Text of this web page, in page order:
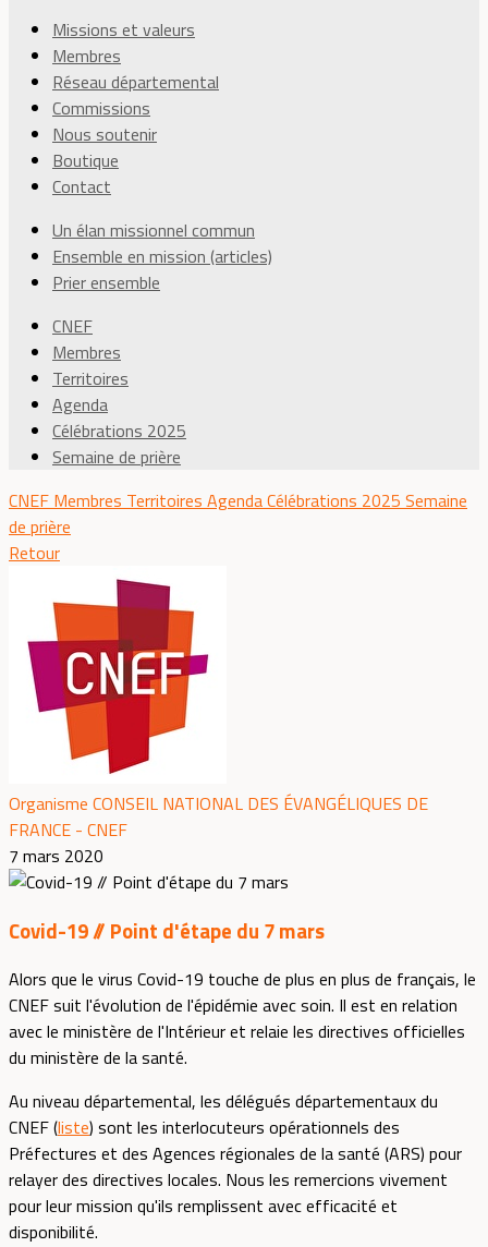
Missions et valeurs
Membres
Réseau départemental
Commissions
Nous soutenir
Boutique
Contact
Un élan missionnel commun
Ensemble en mission (articles)
Prier ensemble
CNEF
Membres
Territoires
Agenda
Célébrations 2025
Semaine de prière
CNEF Membres Territoires AgendaCélébrations 2025 Semaine
de prière
Retour
Organisme CONSEIL NATIONAL DES ÉVANGÉLIQUES DE
FRANCE - CNEF
7 mars 2020
Covid-19 // Point d'étape du 7 mars
Alors que le virus Covid-19 touche de plus en plus de français, le
CNEF suit l'évolution de l'épidémie avec soin. Il est en relation
avec le ministère de l'Intérieur et relaie les directives officielles
du ministère de la santé.
Au niveau départemental, les délégués départementaux du
CNEF (liste) sont les interlocuteurs opérationnels des
Préfectures et des Agences régionales de la santé (ARS) pour
relayer des directives locales. Nous les remercions vivement
pour leur mission qu'ils remplissent avec efficacité et
disponibilité.